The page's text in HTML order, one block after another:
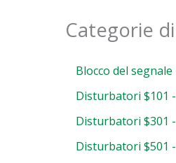
Categorie
Blocco del segnale
Disturbatori $101
Disturbatori $301
Disturbatori $501